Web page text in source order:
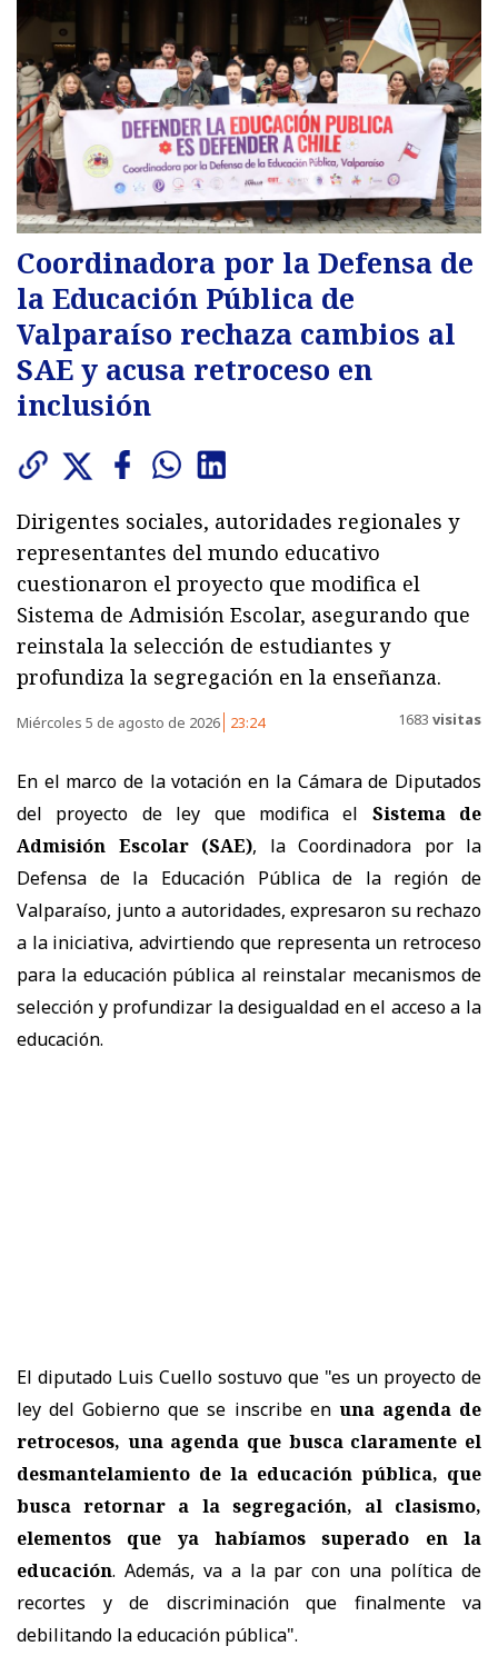
Coordinadora por la Defensa de
la Educación Pública de
Valparaíso rechaza cambios al
SAE y acusa retroceso en
inclusión
Dirigentes sociales, autoridades regionales y
representantes del mundo educativo
cuestionaron el proyecto que modifica el
Sistema de Admisión Escolar, asegurando que
reinstala la selección de estudiantes y
profundiza la segregación en la enseñanza.
Miércoles 5 de agosto de 2026 23:24 1683 visitas
En el marco de la votación en la Cámara de Diputados
del proyecto de ley que modifica el
Sistema de
Admisión Escolar (SAE), la Coordinadora por la
Defensa de la Educación Pública de la región de
Valparaíso, junto a autoridades, expresaron su rechazo
a la iniciativa, advirtiendo que representa un retroceso
para la educación pública al reinstalar mecanismos de
selección y profundizar la desigualdad en el acceso a la
educación.
El diputado Luis Cuello sostuvo que "es un proyecto de
ley del Gobierno que se inscribe enuna agenda de
retrocesos, una agenda que busca claramente el
desmantelamiento de la educación pública, que
busca retornar a la segregación, al clasismo,
elementos que ya habíamos superado en la
educación. Además, va a la par con una política de
recortes y de discriminación que finalmente va
debilitando la educación pública".